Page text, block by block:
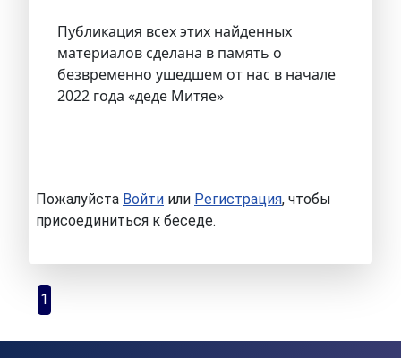
Публикация всех этих найденных
материалов сделана в память о
безвременно ушедшем от нас в начале
2022 года «деде Митяе»
Пожалуйста Войти или Регистрация, чтобы
присоединиться к беседе.
1